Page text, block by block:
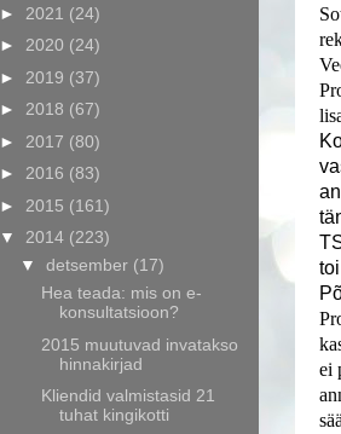
ei
► 2021 (24)
► 2020 (24)
► 2019 (37)
► 2018 (67)
► 2017 (80)
► 2016 (83)
► 2015 (161)
▼ 2014 (223)
▼ detsember (17)
Hea teada: mis on e-
konsultatsioon?
2015 muutuvad invatakso
hinnakirjad
Kliendid valmistasid 21
tuhat kingikotti